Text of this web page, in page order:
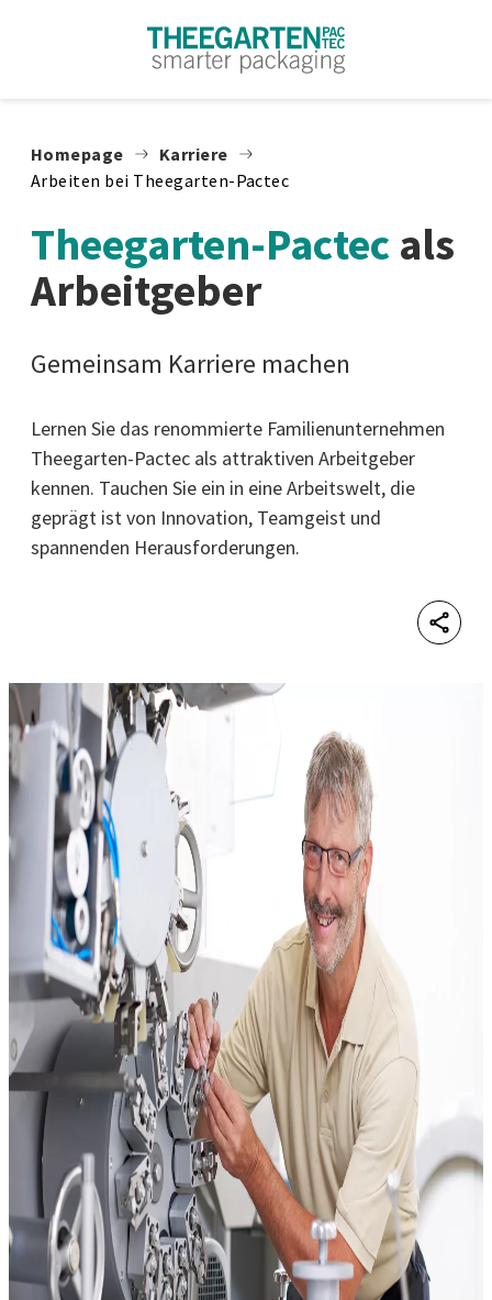
Homepage
Karriere
Arbeiten bei Theegarten-Pactec
Theegarten-Pactec als
Arbeitgeber
Gemeinsam Karriere machen
Lernen Sie das renommierte Familienunternehmen
Theegarten-Pactec als attraktiven Arbeitgeber
kennen. Tauchen Sie ein in eine Arbeitswelt, die
geprägt ist von Innovation, Teamgeist und
spannenden Herausforderungen.